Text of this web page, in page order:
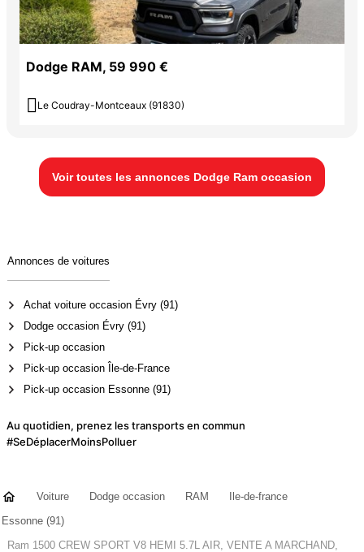
Dodge RAM, 59 990 €
 Le Coudray-Montceaux (91830)
Voir toutes les annonces Dodge Ram occasion
Annonces de voitures
Achat voiture occasion Évry (91)
Dodge occasion Évry (91)
Pick-up occasion
Pick-up occasion Île-de-France
Pick-up occasion Essonne (91)
Au quotidien, prenez les transports en commun
#SeDéplacerMoinsPolluer
Voiture Dodge occasion RAM
Ile-de-france
Essonne (91)
Ram 1500 CREW SPORT V8 HEMI 5.7L AIR, VENTE A MARCHAND,